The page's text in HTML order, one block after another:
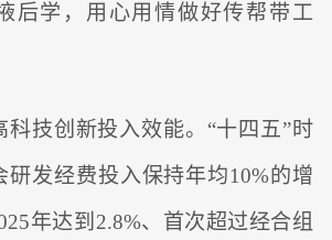
后学，用心用情做好传帮带工
技创新投入效能。“十四五”时
研发经费投入保持年均10%的增
年达到2.8%、首次超过经合组